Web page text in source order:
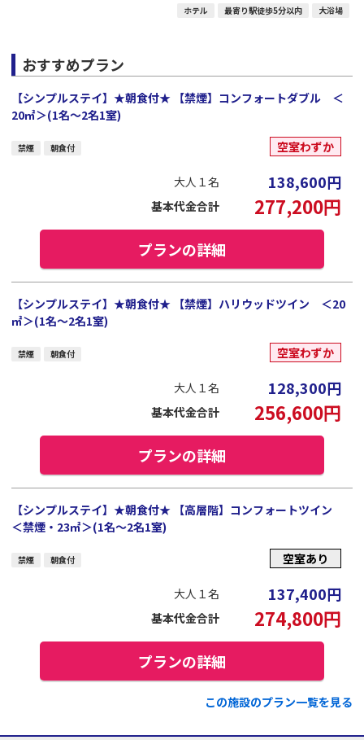
ホテル 最寄り駅徒歩5分以内 大浴場
おすすめプラン
【シンプルステイ】★朝食付★ 【禁煙】コンフォートダブル ＜
20㎡＞(1名～2名1室)
禁煙 朝食付 空室わずか
大人１名 138,600円
基本代金合計 277,200円
プランの詳細
【シンプルステイ】★朝食付★ 【禁煙】ハリウッドツイン ＜20
㎡＞(1名～2名1室)
禁煙 朝食付 空室わずか
大人１名 128,300円
基本代金合計 256,600円
プランの詳細
【シンプルステイ】★朝食付★ 【高層階】コンフォートツイン
＜禁煙・23㎡＞(1名～2名1室)
禁煙 朝食付 空室あり
大人１名 137,400円
基本代金合計 274,800円
プランの詳細
この施設のプラン一覧を見る